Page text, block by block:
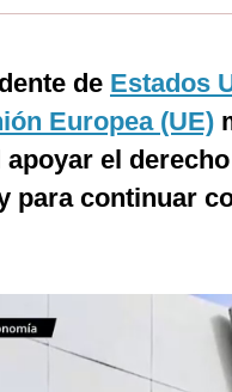
de Estados
Europea (UE)
apoyar el
para continuar